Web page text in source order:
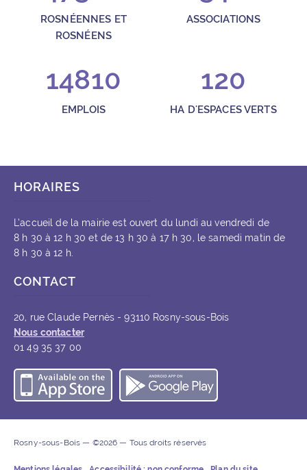
ROSNÉENNES ET
ROSNÉENS
ASSOCIATIONS
14810
EMPLOIS
120
HA D'ESPACES VERTS
HORAIRES
L’accueil de la mairie est ouvert du lundi au vendredi de
8 h 30 à 12 h 30 et de 13 h 30 à 17 h 30, le samedi matin de
8 h 30 à 12 h.
CONTACT
20, rue Claude Pernès - 93110 Rosny-sous-Bois
Nous contacter
01 49 35 37 00
Télécharger l’application iOS
Rosny-sous-Bois — ©2026 — Tous droits réservés